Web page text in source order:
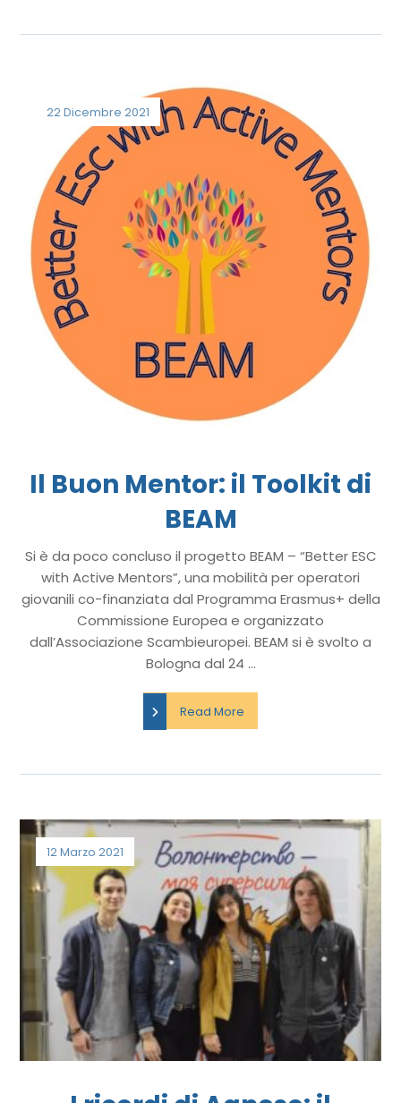
Il Buon Mentor: il Toolkit di
BEAM
22 Dicembre 2021
Si è da poco concluso il progetto BEAM – “Better ESC
with Active Mentors”, una mobilità per operatori
giovanili co-finanziata dal Programma Erasmus+ della
Commissione Europea e organizzato
dall’Associazione Scambieuropei. BEAM si è svolto a
Bologna dal 24 ...
Read More
12 Marzo 2021